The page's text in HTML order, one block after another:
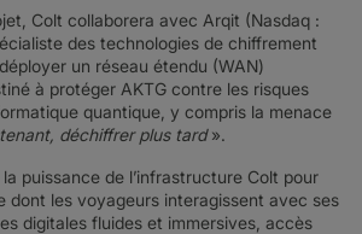
Colt collaborera avec Arqit (Nasdaq :
des technologies de chiffrement
un réseau étendu (WAN)
à protéger AKTG contre les risques
quantique, y compris la menace
déchiffrer plus tard».
la puissance de l’infrastructure Colt pour
dont les voyageurs interagissent avec ses
digitales fluides et immersives, accès